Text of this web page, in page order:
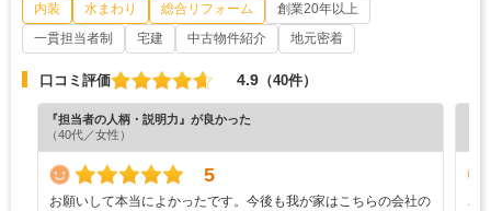
内装 水まわり 総合リフォーム
創業20年以上
一貫担当者制
宅建 中古物件紹介 地元密着
口コミ評価 4.9 （40件）
『担当者の人柄・説明力』が良かった
（40代／女性）
5
お願いして本当によかったです。今後も我が家はこちらの会社の
ご